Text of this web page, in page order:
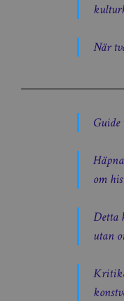
När
Guide
om
Detta
utan